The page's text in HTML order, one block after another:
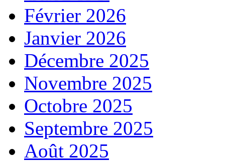
Février 2026
Janvier 2026
Décembre 2025
Novembre 2025
Octobre 2025
Septembre 2025
Août 2025